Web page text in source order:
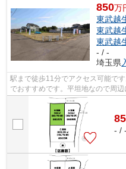
850万
東武越
東武越
東武越
- / -
埼玉県
駅まで徒歩11分でアクセス可能で
でおすすめです。平坦地なので周
少ない立地です。経済面での圧迫が
- /